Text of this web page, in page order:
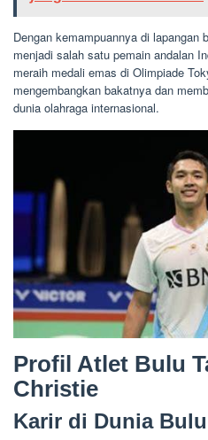
Dengan kemampuannya di lapangan
menjadi salah satu pemain andalan
meraih medali emas di Olimpiade
mengembangkan bakatnya dan
dunia olahraga internasional.
Profil Atlet Bulu
Christie
Karir di Dunia